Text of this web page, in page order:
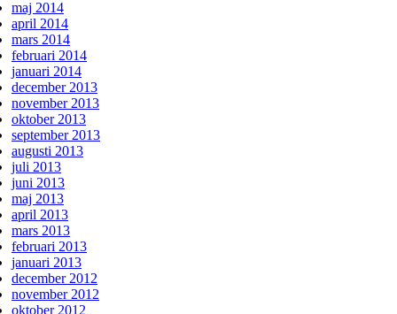
maj 2014
april 2014
mars 2014
februari 2014
januari 2014
december 2013
november 2013
oktober 2013
september 2013
augusti 2013
juli 2013
juni 2013
maj 2013
april 2013
mars 2013
februari 2013
januari 2013
december 2012
november 2012
oktober 2012